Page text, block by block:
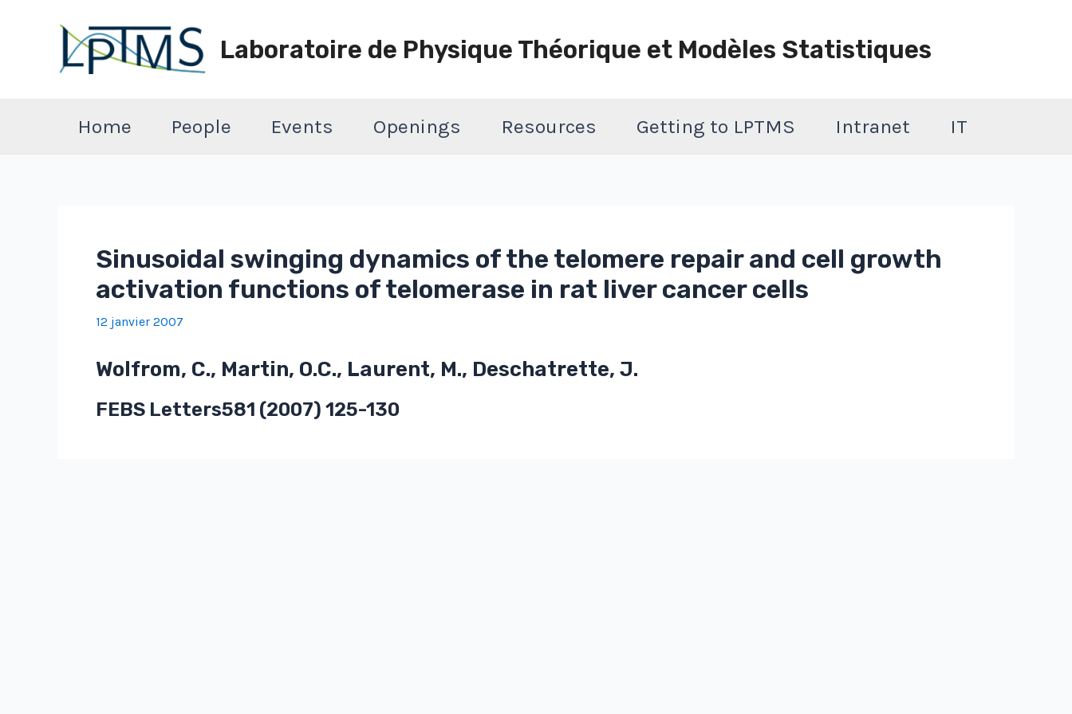
Laboratoire de Physique Théorique et Modèles Statistiques
Home People Events Openings Resources Getting to LPTMS Intranet IT
Sinusoidal swinging dynamics of the telomere repair and cell growth
activation functions of telomerase in rat liver cancer cells
12 janvier 2007
Wolfrom, C., Martin, O.C., Laurent, M., Deschatrette, J.
FEBS Letters581 (2007) 125-130